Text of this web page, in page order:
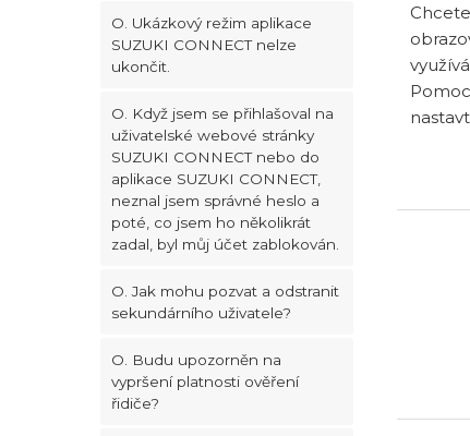
O. Ukázkový režim aplikace
SUZUKI CONNECT nelze
ukončit.
O. Když jsem se přihlašoval na
uživatelské webové stránky
SUZUKI CONNECT nebo do
aplikace SUZUKI CONNECT,
neznal jsem správné heslo a
poté, co jsem ho několikrát
zadal, byl můj účet zablokován.
O. Jak mohu pozvat a odstranit
sekundárního uživatele?
O. Budu upozorněn na
vypršení platnosti ověření
řidiče?